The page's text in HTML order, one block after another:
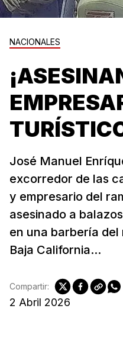
NACIONALES
José Manuel
excorredor de las
y empresario del
asesinado a
en una barbería del
Baja California...
2 Abril 2026
Compartir: